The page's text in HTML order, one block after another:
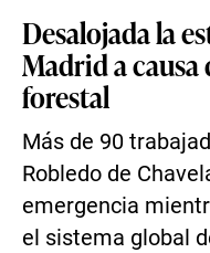
Desalojada la
Madrid a
forestal
Más de 90
Robledo de
emergencia
el sistema global